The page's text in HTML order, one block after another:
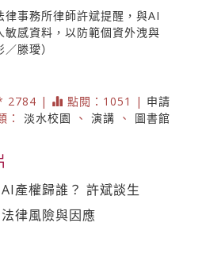
事務所律師許斌提醒，與AI
敏感資料，以防範個資外洩與
滕璦）
2784 | 點閱：1051 | 申請
： 淡水校園 、 演講 、 圖書館
產權歸誰？ 許斌談生
律風險與因應